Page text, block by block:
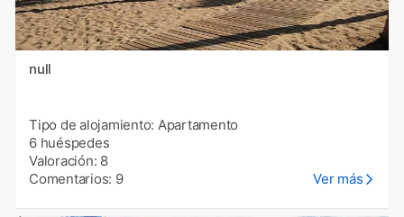
null
Tipo de alojamiento: Apartamento
6 huéspedes
Valoración: 8
Comentarios: 9
Ver más